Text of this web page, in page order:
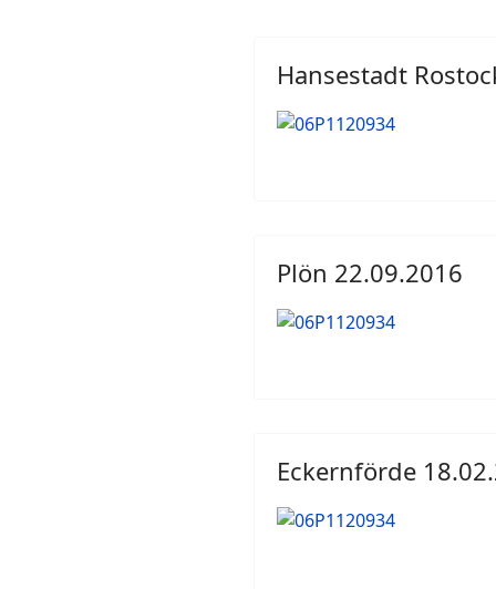
Hansestadt
Plön 22.09.2016
Eckernförde